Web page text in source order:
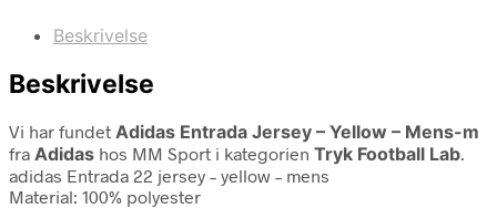
Beskrivelse
Beskrivelse
Vi har fundet Adidas Entrada Jersey – Yellow – Mens-m
fra Adidas hos MM Sport i kategorien Tryk Football Lab.
adidas Entrada 22 jersey – yellow – mens
Material: 100% polyester